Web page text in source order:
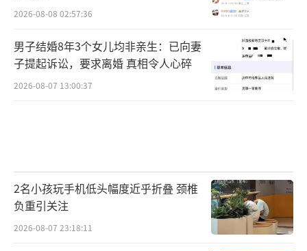
2026-08-08 02:57:36
男子结婚8年3个女儿均非亲生：已向妻
子提起诉讼，要求离婚 真相令人心碎
2026-08-07 13:00:37
2名小孩玩手机低头幅度近乎折叠 颈椎
负重引关注
2026-08-07 23:18:11